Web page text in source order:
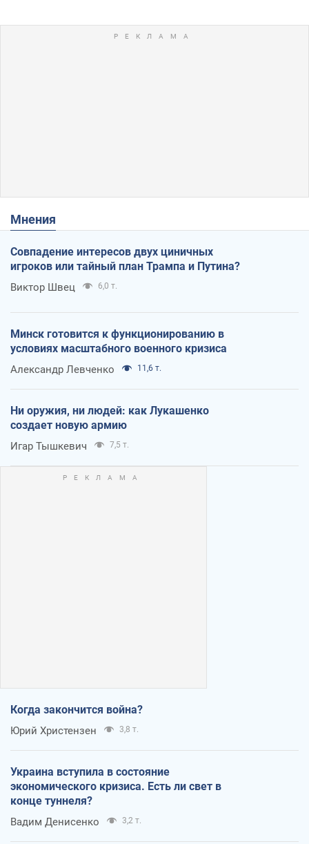
Мнения
Совпадение интересов двух циничных
игроков или тайный план Трампа и Путина?
Виктор Швец 6,0 т.
Минск готовится к функционированию в
условиях масштабного военного кризиса
Александр Левченко 11,6 т.
Ни оружия, ни людей: как Лукашенко
создает новую армию
Игар Тышкевич 7,5 т.
Когда закончится война?
Юрий Христензен 3,8 т.
Украина вступила в состояние
экономического кризиса. Есть ли свет в
конце туннеля?
Вадим Денисенко 3,2 т.